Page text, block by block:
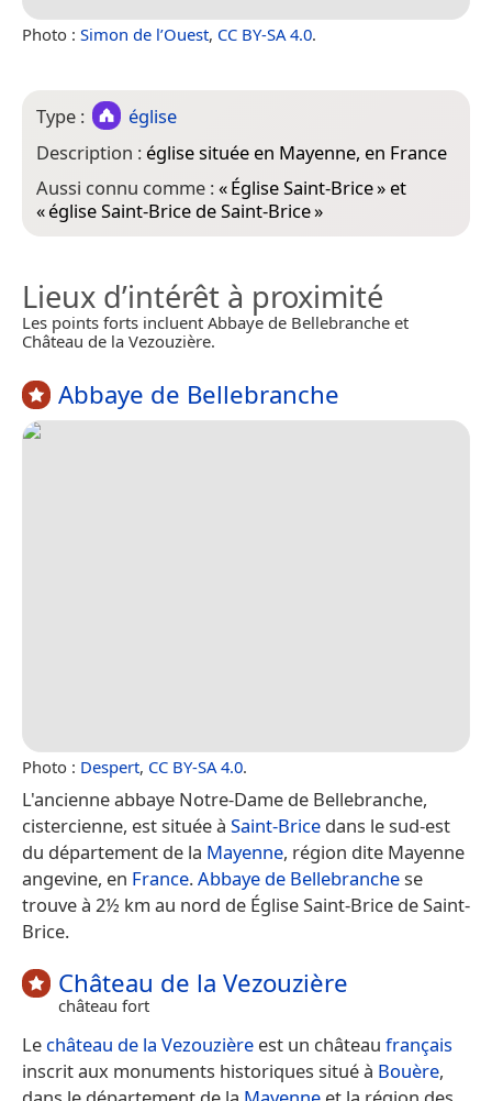
Photo : Simon de l’Ouest, CC BY-SA 4.0.
Type :
église
Description : église située en Mayenne, en France
Aussi connu comme :«Église Saint-Brice» et
«église Saint-Brice de Saint-Brice»
Lieux d’intérêt à proximité
Les points forts incluent Abbaye de Bellebranche et
Château de la Vezouzière.
Abbaye de Bellebranche
Photo : Despert, CC BY-SA 4.0.
L'ancienne abbaye Notre-Dame de Bellebranche,
cistercienne, est située à Saint-Brice dans le sud-est
du département de la Mayenne, région dite Mayenne
angevine, en France.Abbaye de Bellebranchese
trouve à 2½ km au nord de Église Saint-Brice de Saint-
Brice.
Château de la Vezouzière
château fort
Le château de la Vezouzière est un château français
inscrit aux monuments historiques situé à Bouère,